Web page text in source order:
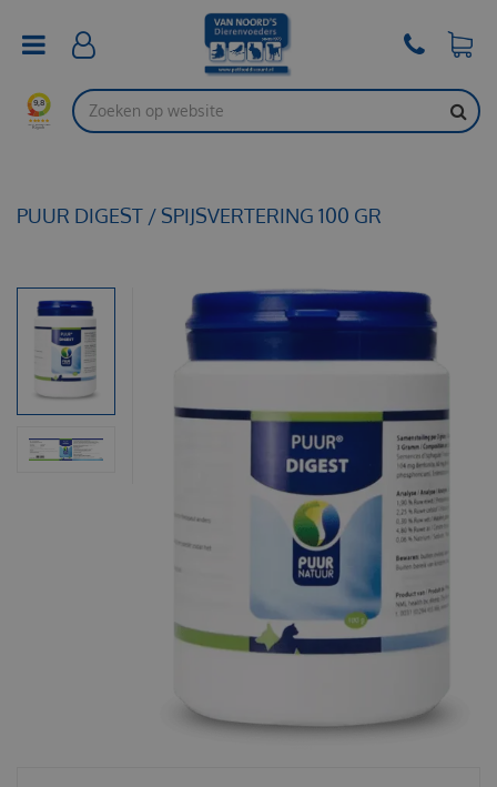
PUUR DIGEST / SPIJSVERTERING 100 GR